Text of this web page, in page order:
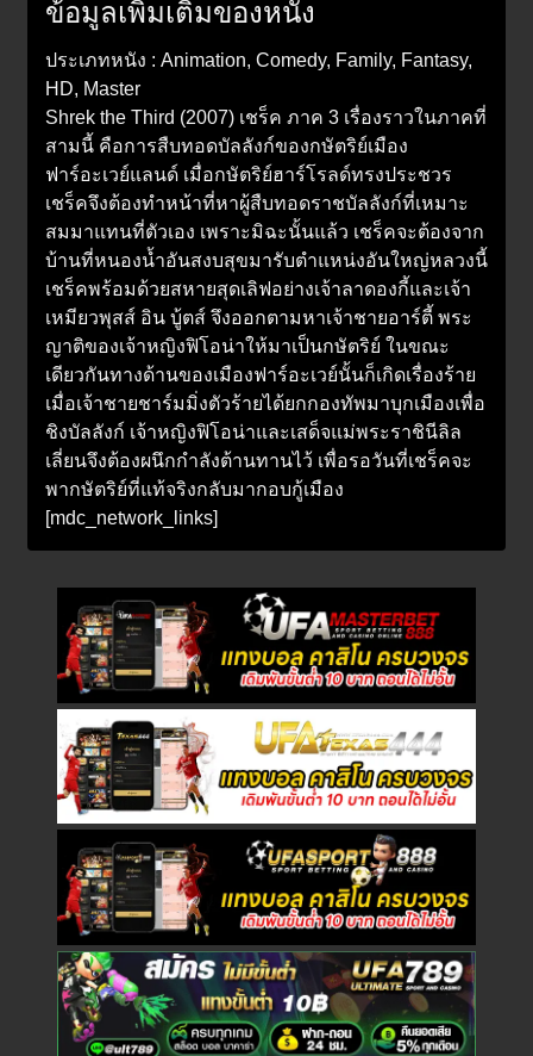
ข้อมูลเพิ่มเติมของหนัง
ประเภทหนัง : Animation, Comedy, Family, Fantasy,
HD, Master
Shrek the Third (2007) เชร็ค ภาค 3 เรื่องราวในภาคที่
สามนี้ คือการสืบทอดบัลลังก์ของกษัตริย์เมือง
ฟาร์อะเวย์แลนด์ เมื่อกษัตริย์ฮาร์โรลด์ทรงประชวร
เชร็คจึงต้องทำหน้าที่หาผู้สืบทอดราชบัลลังก์ที่เหมาะ
สมมาแทนที่ตัวเอง เพราะมิฉะนั้นแล้ว เชร็คจะต้องจาก
บ้านที่หนองน้ำอันสงบสุขมารับตำแหน่งอันใหญ่หลวงนี้
เชร็คพร้อมด้วยสหายสุดเลิฟอย่างเจ้าลาดองกี้และเจ้า
เหมียวพุสส์ อิน บู้ตส์ จึงออกตามหาเจ้าชายอาร์ตี้ พระ
ญาติของเจ้าหญิงฟิโอน่าให้มาเป็นกษัตริย์ ในขณะ
เดียวกันทางด้านของเมืองฟาร์อะเวย์นั้นก็เกิดเรื่องร้าย
เมื่อเจ้าชายชาร์มมิ่งตัวร้ายได้ยกกองทัพมาบุกเมืองเพื่อ
ชิงบัลลังก์ เจ้าหญิงฟิโอน่าและเสด็จแม่พระราชินีลิล
เลี่ยนจึงต้องผนึกกำลังต้านทานไว้ เพื่อรอวันที่เชร็คจะ
พากษัตริย์ที่แท้จริงกลับมากอบกู้เมือง
[mdc_network_links]